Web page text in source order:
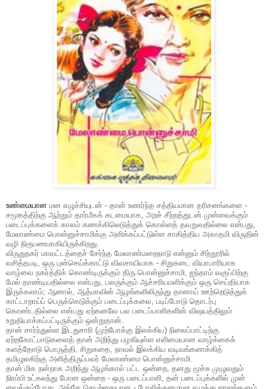
உண்மையான மன எழுச்சியுடன் - தான் உணர்ந்த சத்தியமான தரிசனங்களை -
சமூகத்திற்கு ஆற்றும் தார்மீகக் கடமையாக, அறச் சீற்றத்துடன் முன்வைக்கும்
படைப்புக்களைக் காலம் கணக்கிலெடுத்துக் கொள்ளத் தவறுவதில்லை என்பது,
மேலாண்மை பொன்னுச்சாமிக்கு அளிக்கப்பட்டுள்ள சாகித்திய அகாதமி விருதின்
வழி நிரூபணமாகியிருக்கிறது.
விருதுநகர் மாவட்டத்தைச் சேர்ந்த மேலாண்மறைநாடு என்னும் சிற்றூரில்
வசித்தபடி, ஒரு புன்செய்க்காட்டு விவசாயியாக - சிறுகடை வியாபாரியாக
வாழ்வை நகர்த்திக் கொண்டிருக்கும் திரு.பொன்னுச்சாமி, ஐந்தாம் வகுப்பிற்கு
மேல் தாண்டியதில்லை என்பது, பலருக்கும் ஆச்சரியமளிக்கும் ஒரு செய்தியாக
இருக்கலாம்; ஆனால், ஆத்மாவின் ஆழங்களிலிருந்து தானாய் ஊற்றெடுத்துக்
காட்டாறாய்ப் பெருக்கெடுக்கும் படைப்புக்கலை, படிப்போடு தொடர்பு
கொண்டதில்லை என்பது ஏற்கனவே பல படைப்பாளிகளின் விஷயத்திலும்
உறுதியாக்கப்பட்டிருக்கும் ஒன்றுதான்.
தான் சார்ந்துள்ள இடதுசாரி (முற்போக்கு இலக்கிய) நிலைப்பாட்டிற்கு
ஏற்றகோட்பாடுகளைத் தான் அறிந்து பழகியுள்ள எளிமையான வாழ்க்கைக்
களத்தோடு பொருத்தி, சிறுகதை, நாவல் இலக்கிய வடிவங்களாக்கித்
தமிழுலகிற்கு அளித்திருப்பவர் மேலாண்மை பொன்னுச்சாமி.
தான் மிக நன்றாக அறிந்து ஆழங்கால் பட்ட ஒன்றை, தனது மூச்சு முழுவதும்
நிரம்பி உட்கலந்து போன ஒன்றை - ஒரு படைப்பாளி, தன் படைப்புக்களில் முன்
வைக்கும்போது, அங்கே செயற்கையான - போலித்தனமான எழுத்து ஜாலங்களும்,